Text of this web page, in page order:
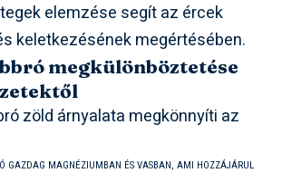
elemzése segít az ércek
keletkezésének megértésében.
megkülönböztetése
GAZDAG MAGNÉZIUMBAN ÉS VASBAN, AMI HOZZÁJÁRUL